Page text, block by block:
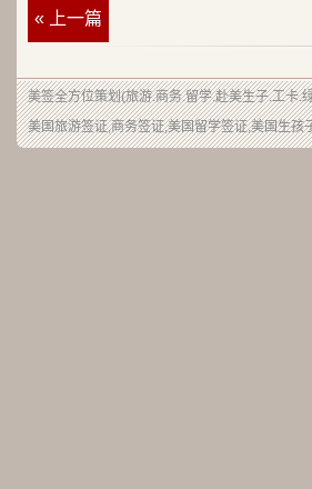
« 上一篇
美签全方位策划(旅游.商务.留学.赴美生子.工卡.
美国旅游签证,商务签证,美国留学签证,美国生孩